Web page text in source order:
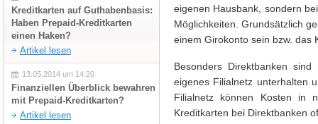
eigenen Hausbank, sondern
Möglichkeiten. Grundsätzlich
einem Girokonto sein bzw. das
Besonders Direktbanken
eigenes Filialnetz unterhalten
Filialnetz können Kosten in
Kreditkarten bei Direktbanken
Kreditkarten auf Guthabenbasis:
Haben Prepaid-Kreditkarten
einen Haken?
Artikel lesen
13.05.2014 um 14:20
Finanziellen Überblick bewahren
mit Prepaid-Kreditkarten?
Artikel lesen